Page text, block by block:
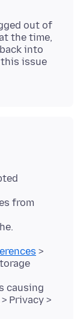
out of
the time,
into
issue
from
>
causing
> Privacy >